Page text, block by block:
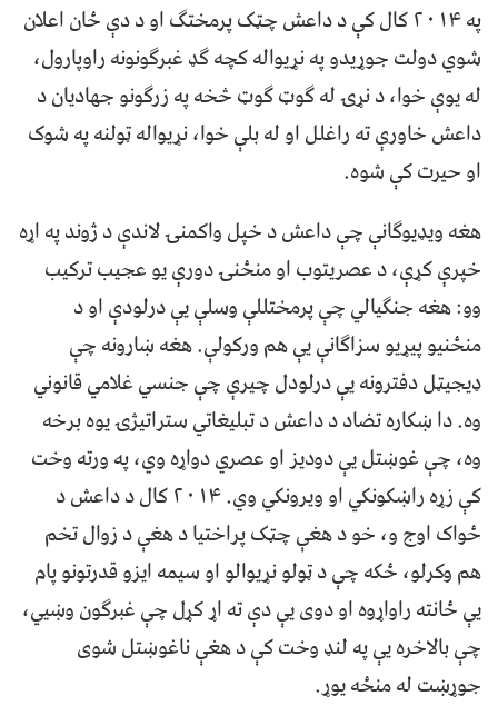
په ۲۰۱۴ کال کې د داعش چټک پرمختګ او د دې ځان اعلان
شوي دولت جوړیدو په نړیواله کچه ګډ غبرګونونه راوپارول،
له یوې خوا، د نړۍ له ګوټ ګوټ څخه په زرګونو جهادیان د
داعش خاورې ته راغلل او له بلې خوا، نړیواله ټولنه په شوک
او حيرت کې شوه.
هغه ویډیوګانې چې داعش د خپل واکمنۍ لاندې د ژوند په اړه
خپرې کړې، د عصريتوب او منځنۍ دورې یو عجیب ترکیب
وو: هغه جنګیالي چې پرمختللې وسلې یې درلودې او د
منځنیو پیړیو سزاګانې یې هم ورکولې. هغه ښارونه چې
ډیجیټل دفترونه یې درلودل چیرې چې جنسي غلامي قانوني
وه. دا ښکاره تضاد د داعش د تبلیغاتي ستراتیژۍ یوه برخه
وه، چې غوښتل یې دودیز او عصري دواړه وي، په ورته وخت
کې زړه راښکونکي او ویرونکي وي. ۲۰۱۴ کال د داعش د
ځواک اوج و، خو د هغې چټک پراختیا د هغې د زوال تخم
هم وکرلو، ځکه چې د ټولو نړیوالو او سیمه ایزو قدرتونو پام
یې ځانته راواړوه او دوی یې دې ته اړ کړل چې غبرګون وښيي،
چې بالاخره یې په لنډ وخت کې د هغې ناغوښتل شوی
جوړښت له منځه یوړ.